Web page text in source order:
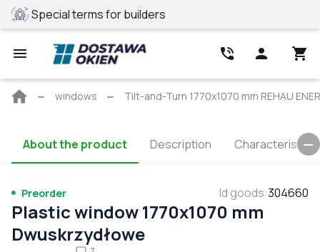
Special terms for builders
Main
windows Tilt-and-Turn 1770x1070 mm REHAU
About the product Description Characteristics
Preorder Id goods:304660
Plastic window 1770x1070 mm
Dwuskrzydłowe